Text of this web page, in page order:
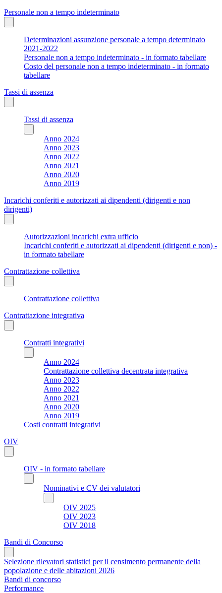
Personale non a tempo indeterminato
Determinazioni assunzione personale a tempo determinato
2021-2022
Personale non a tempo indeterminato - in formato tabellare
Costo del personale non a tempo indeterminato - in formato
tabellare
Tassi di assenza
Tassi di assenza
Anno 2024
Anno 2023
Anno 2022
Anno 2021
Anno 2020
Anno 2019
Incarichi conferiti e autorizzati ai dipendenti (dirigenti e non
dirigenti)
Autorizzazioni incarichi extra ufficio
Incarichi conferiti e autorizzati ai dipendenti (dirigenti e non) -
in formato tabellare
Contrattazione collettiva
Contrattazione collettiva
Contrattazione integrativa
Contratti integrativi
Anno 2024
Contrattazione collettiva decentrata integrativa
Anno 2023
Anno 2022
Anno 2021
Anno 2020
Anno 2019
Costi contratti integrativi
OIV
OIV - in formato tabellare
Nominativi e CV dei valutatori
OIV 2025
OIV 2023
OIV 2018
Bandi di Concorso
Selezione rilevatori statistici per il censimento permanente della
popolazione e delle abitazioni 2026
Bandi di concorso
Performance